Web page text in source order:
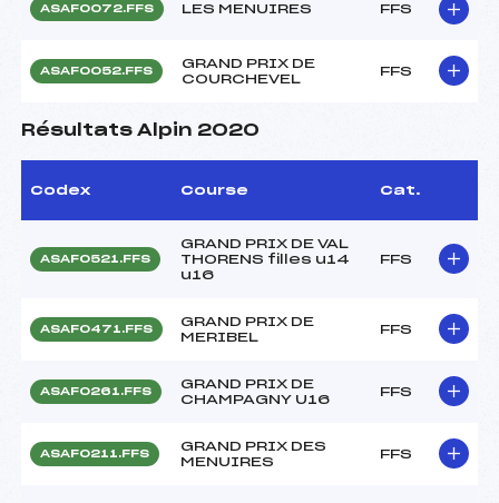
ASAF0072.FFS LES MENUIRES FFS
ASAF0052.FFS
GRAND PRIX DE
COURCHEVEL
FFS
Résultats Alpin 2020
Codex Course Cat.
ASAF0521.FFS
GRAND PRIX DE VAL
THORENS filles u14
u16
FFS
ASAF0471.FFS
GRAND PRIX DE
MERIBEL
FFS
ASAF0261.FFS
GRAND PRIX DE
CHAMPAGNY U16
FFS
ASAF0211.FFS
GRAND PRIX DES
MENUIRES
FFS